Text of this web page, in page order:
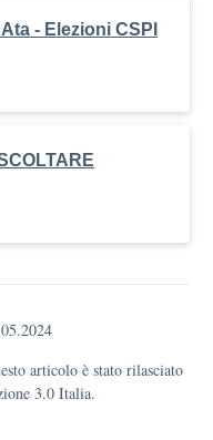
- Elezioni CSPI
articolo è stato rilasciato
3.0 Italia.